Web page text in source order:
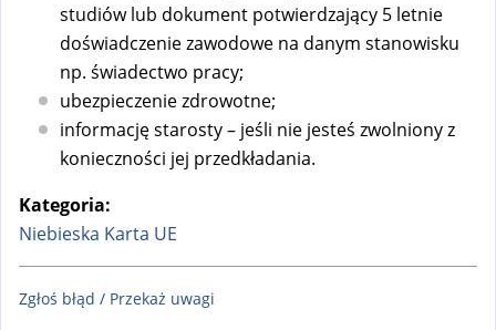
studiów lub dokument potwierdzający 5 letnie
doświadczenie zawodowe na danym stanowisku
np. świadectwo pracy;
ubezpieczenie zdrowotne;
informację starosty – jeśli nie jesteś zwolniony z
konieczności jej przedkładania.
Kategoria:
Niebieska Karta UE
Zgłoś błąd / Przekaż uwagi